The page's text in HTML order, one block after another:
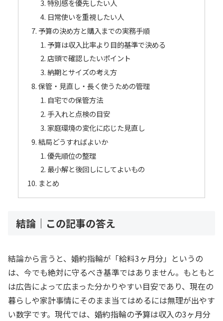
特別感を優先したい人
日常使いを重視したい人
予算の決め方と購入までの実務手順
予算は収入比率より目的基準で決める
店頭で確認したいポイント
納期とサイズの考え方
保管・見直し・長く使うための管理
自宅での保管方法
手入れと点検の目安
家庭環境の変化に応じた見直し
結局どうすればよいか
優先順位の整理
最小解と後回しにしてよいもの
まとめ
結論｜この記事の答え
結論から言うと、婚約指輪が「給料3ヶ月分」というの
は、今でも絶対に守るべき基準ではありません。もともと
は広告によって広まった分かりやすい目安であり、現在の
暮らしや家計事情にそのまま当てはめるには無理が出やす
い数字です。現代では、婚約指輪の予算は収入の3ヶ月分